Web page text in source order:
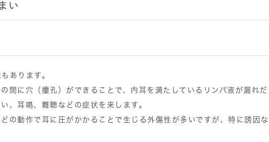
い
あります。
間に穴（瘻孔）ができることで、内耳を満たしているリンパ液が漏れだ
、耳鳴、難聴などの症状を来します。
の動作で耳に圧がかかることで生じる外傷性が多いですが、特に誘因な